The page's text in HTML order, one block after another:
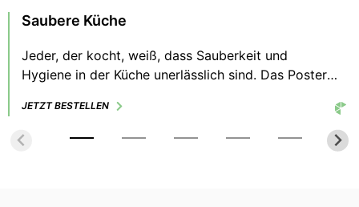
Saubere Küche
Jeder, der kocht, weiß, dass Sauberkeit und
Hygiene in der Küche unerlässlich sind. Das Poster
in Küchen geachtet werden muss, um der
Übertragung von Krankheitserregern vorzubeugen.
JETZT BESTELLEN